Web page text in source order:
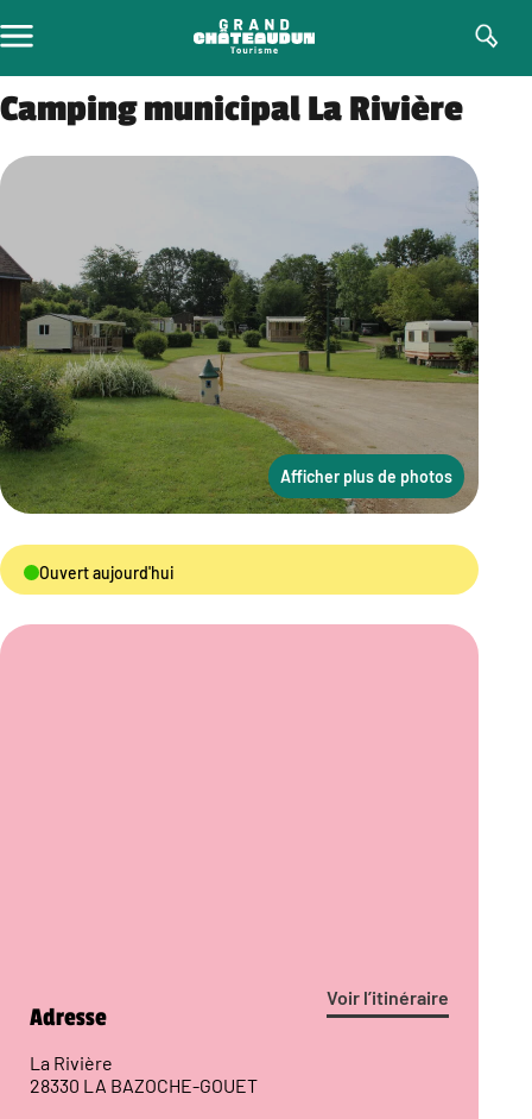
au
contenu
Camping municipal La Rivière
Afficher plus de photos
Ouvert aujourd'hui
Voir l’itinéraire
Adresse
La Rivière
28330 LA BAZOCHE-GOUET